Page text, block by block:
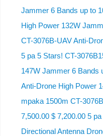
Jammer 6 Bands up to
High Power 132W
CT-3076B-UAV Anti-
5 pa 5 Stars! CT-
147W Jammer 6 Bands
Anti-Drone High Power
mpaka 1500m CT-
7,500.00 $ 7,200.00 5
Directional Antenna